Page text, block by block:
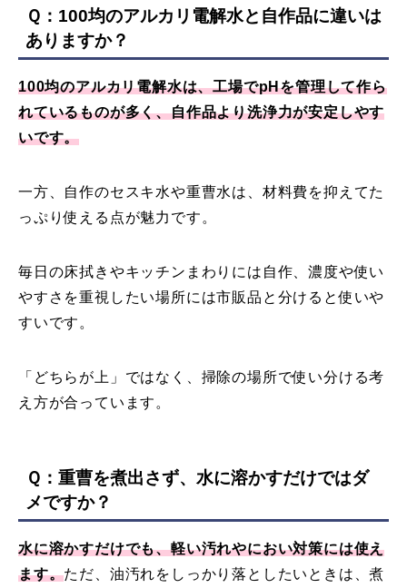
Ｑ：100均のアルカリ電解水と自作品に違いは
ありますか？
100均のアルカリ電解水は、工場でpHを管理して作ら
れているものが多く、自作品より洗浄力が安定しやす
いです。
一方、自作のセスキ水や重曹水は、材料費を抑えてた
っぷり使える点が魅力です。
毎日の床拭きやキッチンまわりには自作、濃度や使い
やすさを重視したい場所には市販品と分けると使いや
すいです。
「どちらが上」ではなく、掃除の場所で使い分ける考
え方が合っています。
Ｑ：重曹を煮出さず、水に溶かすだけではダ
メですか？
水に溶かすだけでも、軽い汚れやにおい対策には使え
ます。ただ、油汚れをしっかり落としたいときは、煮